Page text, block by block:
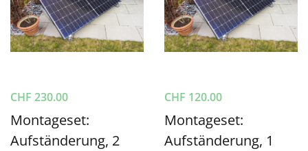
CHF 230.00
Montageset:
Aufständerung, 2
CHF 120.00
Montageset:
Aufständerung, 1